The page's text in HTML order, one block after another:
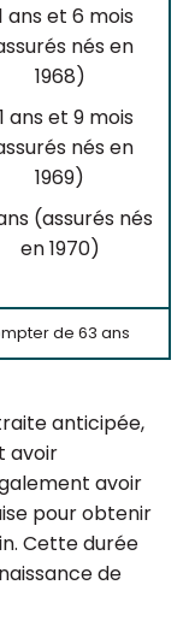
ans et 6 mois
nés en
1968)
ans et 9 mois
nés en
1969)
(assurés nés
en 1970)
de 63 ans
anticipée,
avoir
avoir
pour obtenir
Cette durée
de